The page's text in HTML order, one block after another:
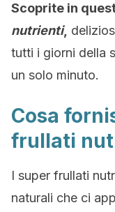
Scoprite in
nutrienti,
tutti i giorni della
un solo minuto.
Cosa
frullati
I super frullati
naturali che ci